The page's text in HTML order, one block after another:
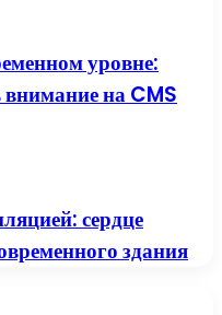
уровне:
внимание на CMS
сердце
здания